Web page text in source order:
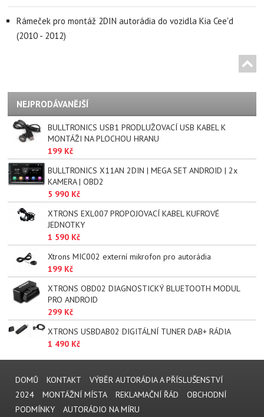
Rámeček pro montáž 2DIN autorádia do vozidla Kia Cee'd
(2010 - 2012)
NEJPRODÁVANĚJŠÍ
BULLTRONICS USB1 PRODLUŽOVACÍ USB KABEL K
MONTÁŽI NA PLOCHOU HRANU
199 Kč
BULLTRONICS X11AN 2DIN | MEGA SET ANDROID | 2x
KAMERA | OBD2
5 990 Kč
XTRONS EXL007 PROPOJOVACÍ KABEL KUFROVÉ
JEDNOTKY
1 590 Kč
Xtrons MIC002 externí mikrofon pro autorádia
199 Kč
XTRONS OBD02 DIAGNOSTICKÝ BLUETOOTH MODUL
PRO ANDROID
299 Kč
XTRONS USBDAB02 DIGITÁLNÍ TUNER DAB+ RÁDIA
1 490 Kč
DOMŮ KONTAKT
VÝBĚR AUTORÁDIA A PŘÍSLUŠENSTVÍ
2024
MONTÁŽNÍ MÍSTA REKLAMAČNÍ ŘÁD
OBCHODNÍ
PODMÍNKY
AUTORÁDIO NA MÍRU